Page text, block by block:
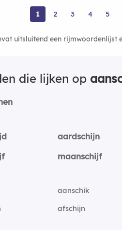
1 2 3 4 5
uitsluitend een rijmwoordenlijst
die lijken op
aardschijn
maanschijf
aanschik
afschijn